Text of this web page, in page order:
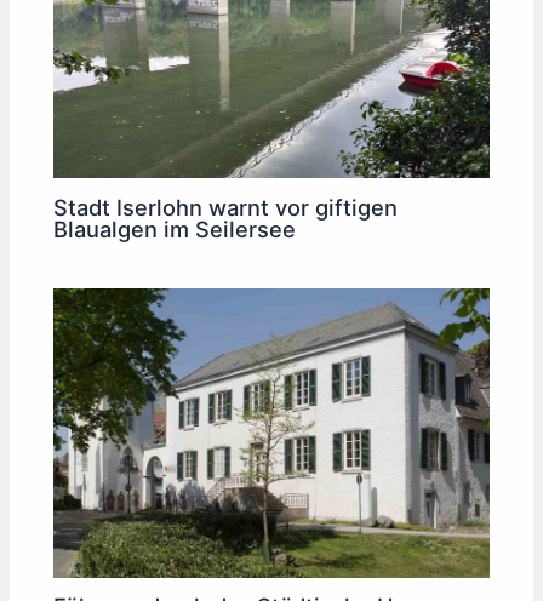
Stadt Iserlohn warnt vor giftigen
Blaualgen im Seilersee